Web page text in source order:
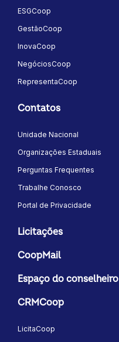
ESGCoop
GestãoCoop
InovaCoop
NegóciosCoop
RepresentaCoop
Contatos
Unidade Nacional
Organizações Estaduais
Perguntas Frequentes
Trabalhe Conosco
Portal de Privacidade
Licitações
CoopMail
Espaço do conselheiro
CRMCoop
LicitaCoop